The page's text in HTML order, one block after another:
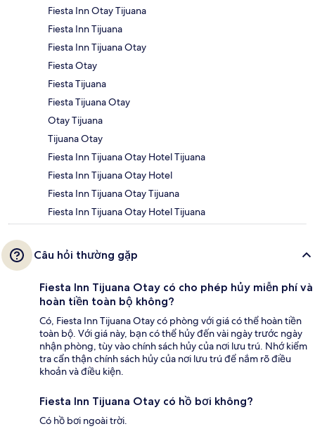
Fiesta Inn Otay Tijuana
Fiesta Inn Tijuana
Fiesta Inn Tijuana Otay
Fiesta Otay
Fiesta Tijuana
Fiesta Tijuana Otay
Otay Tijuana
Tijuana Otay
Fiesta Inn Tijuana Otay Hotel Tijuana
Fiesta Inn Tijuana Otay Hotel
Fiesta Inn Tijuana Otay Tijuana
Fiesta Inn Tijuana Otay Hotel Tijuana
Câu hỏi thường gặp
Fiesta Inn Tijuana Otay có cho phép hủy miễn phí và
hoàn tiền toàn bộ không?
Có, Fiesta Inn Tijuana Otay có phòng với giá có thể hoàn tiền
toàn bộ. Với giá này, bạn có thể hủy đến vài ngày trước ngày
nhận phòng, tùy vào chính sách hủy của nơi lưu trú. Nhớ kiểm
tra cẩn thận chính sách hủy của nơi lưu trú để nắm rõ điều
khoản và điều kiện.
Fiesta Inn Tijuana Otay có hồ bơi không?
Có hồ bơi ngoài trời.